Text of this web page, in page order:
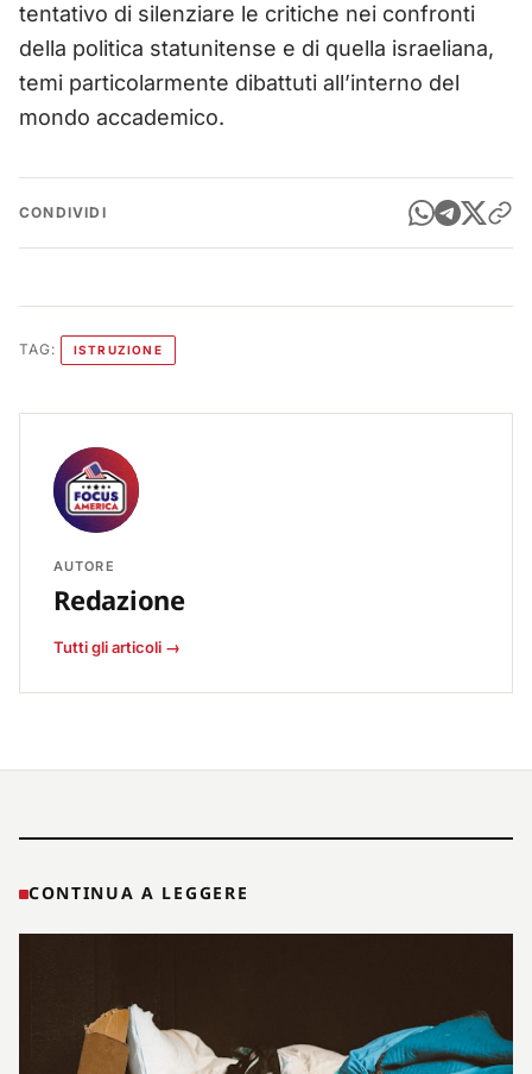
tentativo di silenziare le critiche nei confronti
della politica statunitense e di quella israeliana,
temi particolarmente dibattuti all’interno del
mondo accademico.
CONDIVIDI
TAG: ISTRUZIONE
AUTORE
Redazione
Tutti gli articoli →
CONTINUA A LEGGERE